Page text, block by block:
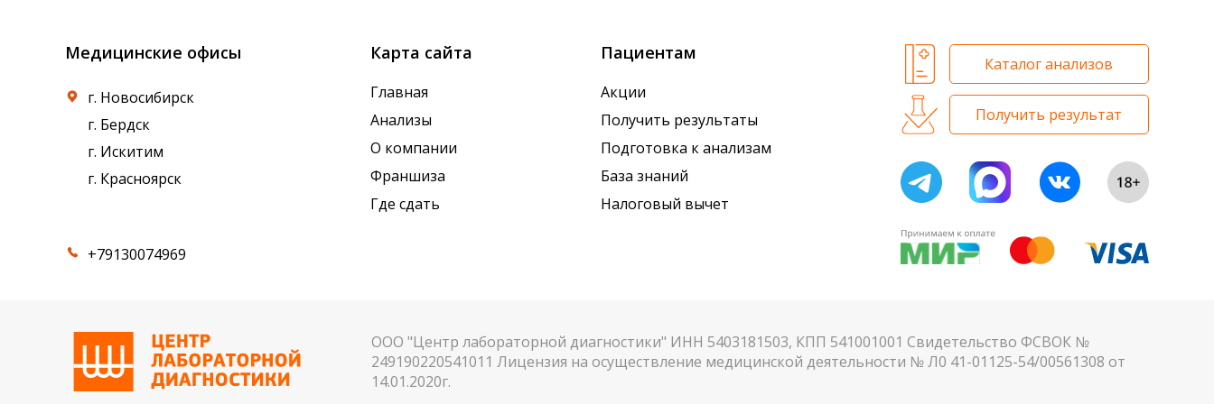
Медицинские офисы
г. Новосибирск
г. Бердск
г. Искитим
г. Красноярск
+79130074969
Карта сайта
Главная
Анализы
О компании
Франшиза
Где сдать
Пациентам
Акции
Получить результаты
Подготовка к анализам
База знаний
Налоговый вычет
Каталог анализов
Получить результат
ООО "Центр лабораторной диагностики" ИНН 5403181503, КПП 541001001 Свидетельство ФСВОК №
249190220541011 Лицензия на осуществление медицинской деятельности № Л0 41-01125-54/00561308 от
14.01.2020г.